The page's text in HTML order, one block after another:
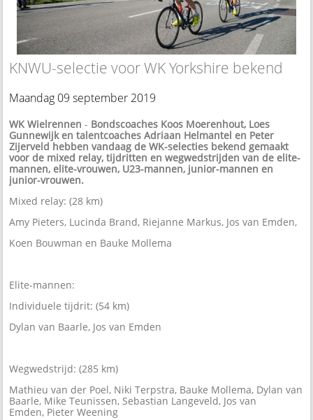
KNWU-selectie voor WK Yorkshire bekend
Maandag 09 september 2019
WK Wielrennen - Bondscoaches Koos Moerenhout, Loes
Gunnewijk en talentcoaches Adriaan Helmantel en Peter
Zijerveld hebben vandaag de WK-selecties bekend gemaakt
voor de mixed relay, tijdritten en wegwedstrijden van de elite-
mannen, elite-vrouwen, U23-mannen, junior-mannen en
junior-vrouwen.
Mixed relay: (28 km)
Amy Pieters, Lucinda Brand, Riejanne Markus, Jos van Emden,
Koen Bouwman en Bauke Mollema
Elite-mannen:
Individuele tijdrit: (54 km)
Dylan van Baarle, Jos van Emden
Wegwedstrijd: (285 km)
Mathieu van der Poel, Niki Terpstra, Bauke Mollema, Dylan van
Baarle, Mike Teunissen, Sebastian Langeveld, Jos van
Emden, Pieter Weening